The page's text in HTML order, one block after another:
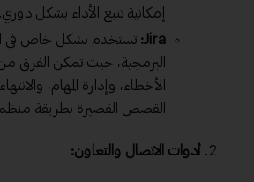
إمكانية تتبع الأداء بشكل دوري.
Jira: تستخدم بشكل خاص في
البرمجية، حيث تمكن الفرق من
الأخطاء، وإدارة المهام،
القصص القصيرة بطريقة
أدوات الاتصال والتعاون: